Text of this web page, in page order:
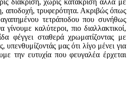
διάκριση, χωρίς κατάκριση αλλά με
αποδοχή, τρυφερότητα. Ακριβώς όπως
τετράποδου που συνήθως
καλύτεροι, πιο διαλλακτικοί,
φέγγει σταθερά χρωματίζοντας με
υπενθυμίζοντάς μας ότι λίγο μένει για
την ευτυχία που φευγαλέα έρχεται